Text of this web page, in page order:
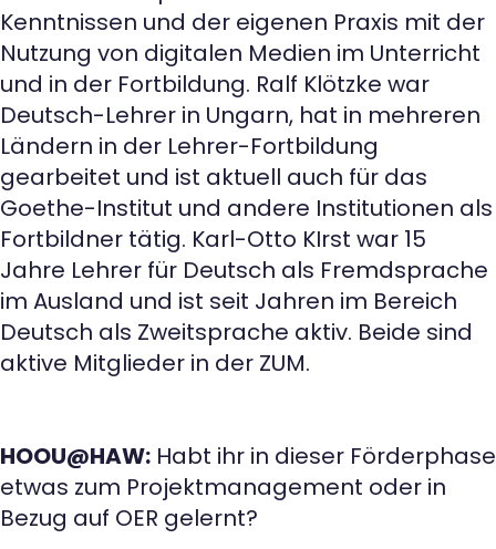
Kenntnissen und der eigenen Praxis mit der
Nutzung von digitalen Medien im Unterricht
und in der Fortbildung. Ralf Klötzke war
Deutsch-Lehrer in Ungarn, hat in mehreren
Ländern in der Lehrer-Fortbildung
gearbeitet und ist aktuell auch für das
Goethe-Institut und andere Institutionen als
Fortbildner tätig. Karl-Otto KIrst war 15
Jahre Lehrer für Deutsch als Fremdsprache
im Ausland und ist seit Jahren im Bereich
Deutsch als Zweitsprache aktiv. Beide sind
aktive Mitglieder in der ZUM.
HOOU@HAW: Habt ihr in dieser Förderphase
etwas zum Projektmanagement oder in
Bezug auf OER gelernt?